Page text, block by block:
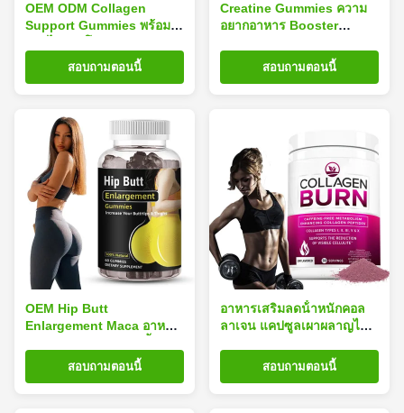
OEM ODM Collagen
Support Gummies พร้อม
สกัดจากเมล็ดองุ่นสำหรับการ
สอบถามตอนนี้
Creatine Gummies ความ
อยากอาหาร Booster
Creatine Mono Gummies
สอบถามตอนนี้
OEM Hip Butt
Enlargement Maca อาหาร
ออร์แกนิกสำหรับผู้หญิง
สอบถามตอนนี้
อาหารเสริมลดน้ําหนักคอล
ลาเจน แคปซูลเผาผลาญไข
สะดวกผิว ผลลัพธ์เร็ว
สอบถามตอนนี้